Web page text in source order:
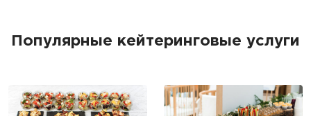
Популярные кейтеринговые услуги